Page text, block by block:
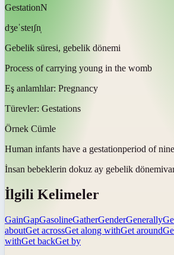
GestationN
dʒeˈsteɪʃn̩
Gebelik süresi, gebelik dönemi
Process of carrying young in the womb
Eş anlamlılar: Pregnancy
Türevler: Gestations
Örnek Cümle
Human infants have a gestationperiod of
İnsan bebeklerin dokuz ay gebelik dönemi
İlgili Kelimeler
GainGapGasolineGatherGenderGenerally
aboutGet acrossGet along withGet around
withGet backGet by